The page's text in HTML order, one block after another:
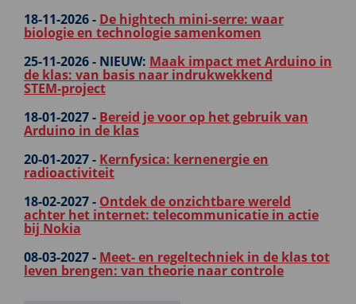
18-11-2026 - De hightech mini-serre: waar
biologie en technologie samenkomen
25-11-2026 - NIEUW: Maak impact met Arduino in
de klas: van basis naar indrukwekkend
STEM‑project
18-01-2027 - Bereid je voor op het gebruik van
Arduino in de klas
20-01-2027 - Kernfysica: kernenergie en
radioactiviteit
18-02-2027 - Ontdek de onzichtbare wereld
achter het internet: telecommunicatie in actie
bij Nokia
08-03-2027 - Meet- en regeltechniek in de klas tot
leven brengen: van theorie naar controle